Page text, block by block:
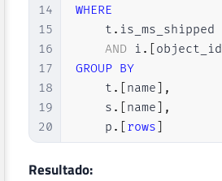
14
15
16
17
18
19
20
21
22
WHERE
    t
. is_ms_shipped
AND i . object_id
GROUP BY
    t
. name
,
    s
. name
,
    p
. rows
ORDER BY
Resultado: